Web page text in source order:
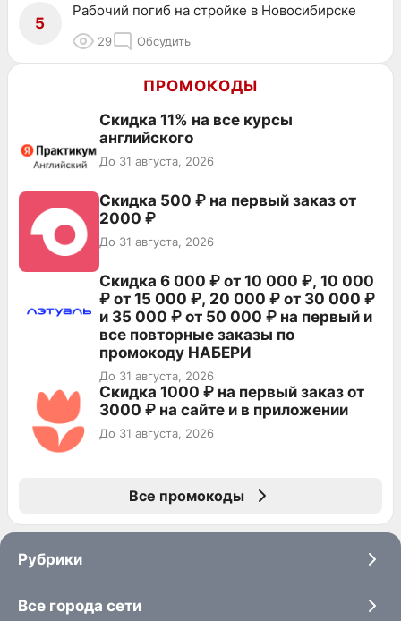
5
Рабочий погиб на стройке в Новосибирске
29 Обсудить
ПРОМОКОДЫ
Скидка 11% на все курсы
английского
До 31 августа, 2026
Скидка 500 ₽ на первый заказ от
2000 ₽
До 31 августа, 2026
Скидка 6 000 ₽ от 10 000 ₽, 10 000
₽ от 15 000 ₽, 20 000 ₽ от 30 000 ₽
и 35 000 ₽ от 50 000 ₽ на первый и
все повторные заказы по
промокоду НАБЕРИ
До 31 августа, 2026
Скидка 1000 ₽ на первый заказ от
3000 ₽ на сайте и в приложении
До 31 августа, 2026
Все промокоды
Рубрики
Все города сети